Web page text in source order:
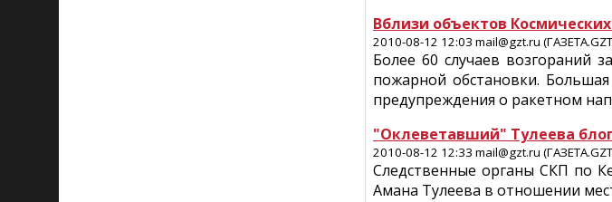
Вблизи объектов
2010-08-12 12:03 mail@gzt.ru
Более 60 случаев возгораний
пожарной обстановки.
предупреждения о ракетном
"Оклеветавший" Тулеева
2010-08-12 12:33 mail@gzt.ru
Следственные органы СКП по
Амана Тулеева в отношении